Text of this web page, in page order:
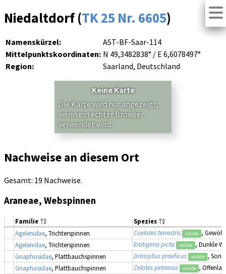
Niedaltdorf (TK 25 Nr. 6605)
Namenskürzel:
AST-BF-Saar-114
Mittelpunktskoordinaten: N 49,3482838° / E 6,6078497°
Region:
Saarland, Deutschland
Keine Karte
Die Karte wird nur angezeigt,
wenn ein echter Browser
verwendet wird.
Nachweise an diesem Ort
Gesamt: 19 Nachweise.
Araneae, Webspinnen
Familie
Spezies
Agelenidae, Trichterspinnen Coelotes terrestris valide ,
Agelenidae, Trichterspinnen Eratigena picta valide , Dunkle
Gnaphosidae, Plattbauchspinnen Drassyllus praeficus valide ,
Gnaphosidae, Plattbauchspinnen Zelotes petrensis valide ,